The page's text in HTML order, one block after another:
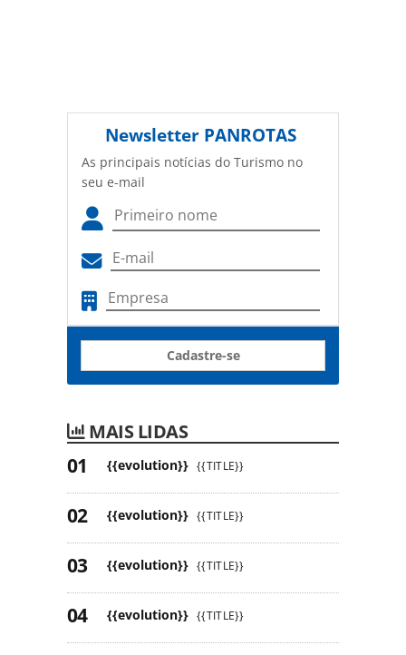
Newsletter PANROTAS
As principais notícias do Turismo no
seu e-mail
Cadastre-se
MAIS LIDAS
{{evolution}} {{TITLE}}
{{evolution}} {{TITLE}}
{{evolution}} {{TITLE}}
{{evolution}} {{TITLE}}